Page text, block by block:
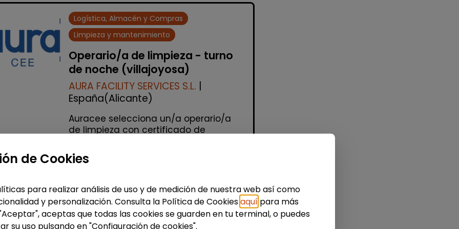
Logística, Almacén y Compras
Limpieza y mantenimiento
Operario/a de limpieza - turno
de noche (villajoyosa)
AURA FACILITY SERVICES S.L. |
España(Alicante)
Auracee selecciona un/a operario/a
de limpieza con certificado de
de noche en una fábrica situada en
Villajoyosa. La persona seleccionada
% de respuesta: 100,00%
de Cookies
para realizar análisis de uso y de medición de nuestra web así como
y personalización. Consulta la Política de Cookiesaquí para más
aceptas que todas las cookies se guarden en tu terminal, o puedes
su uso pulsando en "Configuración de cookies".